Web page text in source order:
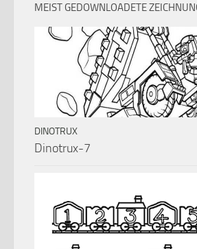
MEIST GEDOWNLOADETE
DINOTRUX
Dinotrux-7